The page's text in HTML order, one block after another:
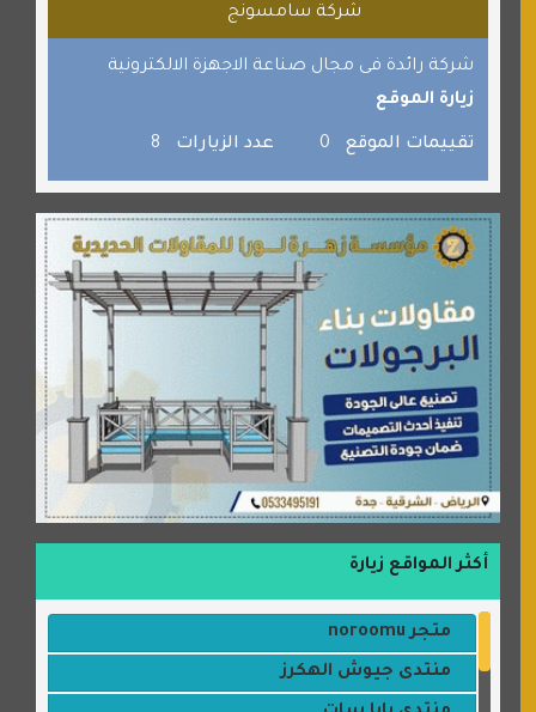
القران للجميع
برامج كمبيوتر
جائزة دبي الدولية للقران الكريم
صفنة دوت كوم
الألسن لخدمات الترجمة المعتمدة
شركة سامسونج
شركة رائدة فى مجال صناعة الاجهزة الالكترونية
زيارة الموقع
تقييمات الموقع 0 عدد الزيارات 8
أكثر المواقع زيارة
متجر noroomu
منتدى جيوش الهكرز